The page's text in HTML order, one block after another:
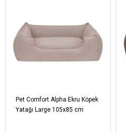
Pet Comfort Alpha Ekru Köpek
Yatağı Large 105x85 cm